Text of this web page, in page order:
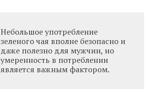
Небольшое употребление
зеленого чая вполне безопасно и
даже полезно для мужчин, но
умеренность в потреблении
является важным фактором.